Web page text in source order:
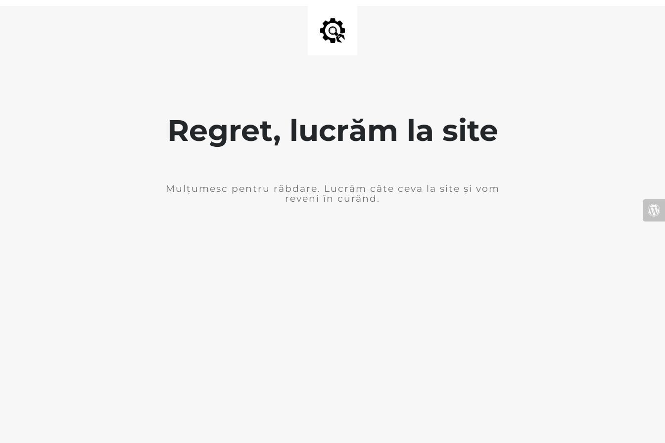
Regret, lucrăm la site
Mulțumesc pentru răbdare. Lucrăm câte ceva la site și vom
reveni în curând.